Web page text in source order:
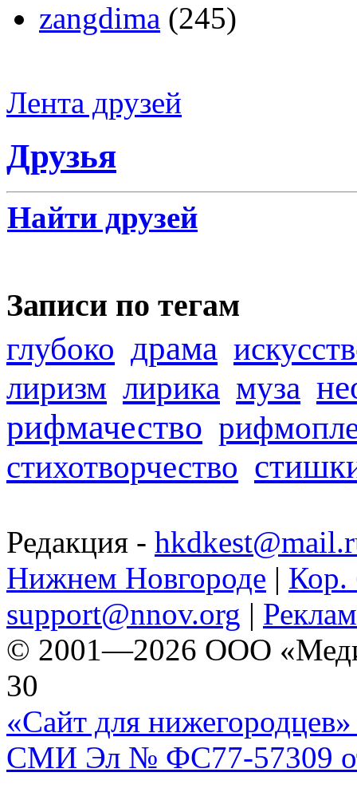
zangdima (245)
Лента друзей
Друзья
Найти друзей
Записи по тегам
глубоко драма
лиризм лирика муза
рифмачество
стихотворчество
Редакция -
Нижнем Новгороде | Кор.
support@nnov.org |
© 2001—2026 ООО
30
«Сайт для нижегородцев»
СМИ Эл № ФС77-57309